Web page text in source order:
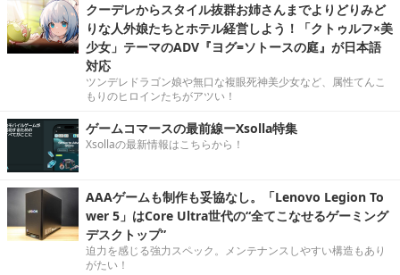
クーデレからスタイル抜群お姉さんまでよりどりみど
りな人外娘たちとホテル経営しよう！「クトゥルフ×美
少女」テーマのADV『ヨグ=ソトースの庭』が日本語
対応
ツンデレドラゴン娘や無口な複眼死神美少女など、属性てんこ
もりのヒロインたちがアツい！
ゲームコマースの最前線ーXsolla特集
Xsollaの最新情報はこちらから！
AAAゲームも制作も妥協なし。「Lenovo Legion To
wer 5」はCore Ultra世代の“全てこなせるゲーミング
デスクトップ”
迫力を感じる強力スペック。メンテナンスしやすい構造もあり
がたい！